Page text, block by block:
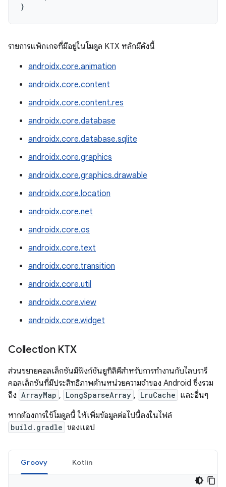
}
รายการแพ็กเกจที่มีอยู่ในโมดูล KTX หลักมีดังนี้
androidx.core.animation
androidx.core.content
androidx.core.content.res
androidx.core.database
androidx.core.database.sqlite
androidx.core.graphics
androidx.core.graphics.drawable
androidx.core.location
androidx.core.net
androidx.core.os
androidx.core.text
androidx.core.transition
androidx.core.util
androidx.core.view
androidx.core.widget
Collection KTX
ส่วนขยายคอลเล็กชันมีฟังก์ชันยูทิลิตีสำหรับการทำงานกับไลบรารี
คอลเล็กชันที่มีประสิทธิภาพด้านหน่วยความจำของ Android ซึ่งรวม
ถึง ArrayMap , LongSparseArray , LruCache และอื่นๆ
หากต้องการใช้โมดูลนี้ ให้เพิ่มข้อมูลต่อไปนี้ลงในไฟล์
build.gradle ของแอป
Groovy Kotlin